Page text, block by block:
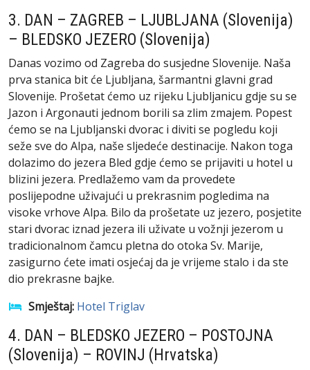
3. DAN – ZAGREB – LJUBLJANA (Slovenija)
– BLEDSKO JEZERO (Slovenija)
Danas vozimo od Zagreba do susjedne Slovenije. Naša
prva stanica bit će Ljubljana, šarmantni glavni grad
Slovenije. Prošetat ćemo uz rijeku Ljubljanicu gdje su se
Jazon i Argonauti jednom borili sa zlim zmajem. Popest
ćemo se na Ljubljanski dvorac i diviti se pogledu koji
seže sve do Alpa, naše sljedeće destinacije. Nakon toga
dolazimo do jezera Bled gdje ćemo se prijaviti u hotel u
blizini jezera. Predlažemo vam da provedete
poslijepodne uživajući u prekrasnim pogledima na
visoke vrhove Alpa. Bilo da prošetate uz jezero, posjetite
stari dvorac iznad jezera ili uživate u vožnji jezerom u
tradicionalnom čamcu pletna do otoka Sv. Marije,
zasigurno ćete imati osjećaj da je vrijeme stalo i da ste
dio prekrasne bajke.
Smještaj: Hotel Triglav
4. DAN – BLEDSKO JEZERO – POSTOJNA
(Slovenija) – ROVINJ (Hrvatska)